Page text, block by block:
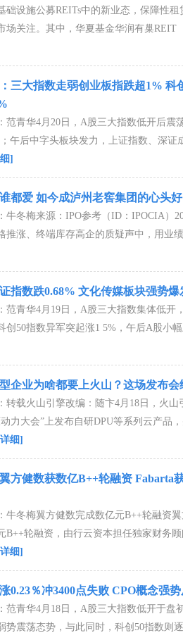
础设施公募REITs中的新业态，保障性租
场关注。其中，华夏基金华润有巢REIT
三大指数走弱创业板指跌超1% 科
范青华4月20日，A股三大指数低开后震
午后中字头板块发力，上证指数、深证
]
都爱 如今成泸州老窖集团的心头好
牛冬梅来源：IPO参考（ID：IPOCIA）
推涨、终端库存高企的质疑声中，用业
指数跌0.68% 文化传媒板块强势爆
范青华4月19日，A股三大指数集体低开
创50指数异军突起涨1 5%，午后A股小
企业为啥都要上火山？这场发布会
转载火山引擎改编：随卞4月18日，火山
动力大会”上发布自研DPU等系列云产品
细]
方健数获数亿B++轮融资 Fabarta
牛冬梅翼方健数完成数亿元B++轮融资
B++轮融资，由行云资本担任独家财务
细]
0.23％冲3400点失败 CPO概念强
范青华4月18日，A股三大指数低开于盘
势震荡态势，与此同时，科创50指数则